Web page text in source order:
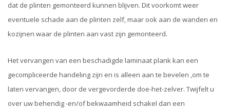
dat de plinten gemonteerd kunnen blijven. Dit voorkomt weer
eventuele schade aan de plinten zelf, maar ook aan de wanden en
kozijnen waar de plinten aan vast zijn gemonteerd.
Het vervangen van een beschadigde laminaat plank kan een
gecompliceerde handeling zijn en is alleen aan te bevelen ,om te
laten vervangen, door de vergevorderde doe-het-zelver. Twijfelt u
over uw behendig -en/of bekwaamheid schakel dan een